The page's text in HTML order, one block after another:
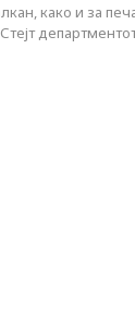
како и за